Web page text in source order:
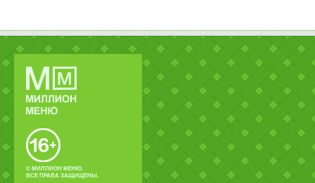
© МИЛЛИОН МЕНЮ.
ВСЕ ПРАВА ЗАЩИЩЕНЫ.